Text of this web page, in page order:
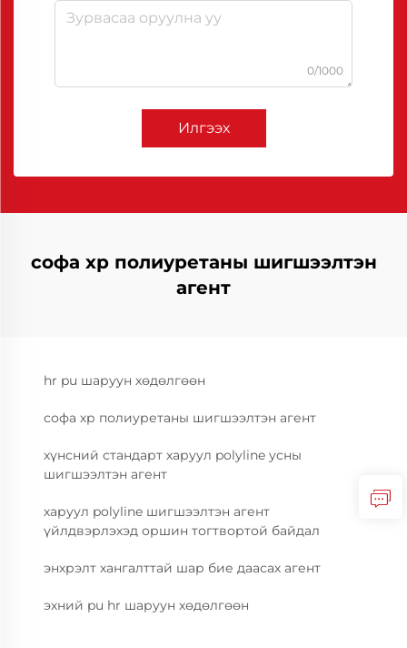
0/1000
Илгээх
софа хр полиуретаны шигшээлтэн
агент
hr pu шаруун хөдөлгөөн
софа хр полиуретаны шигшээлтэн агент
хүнсний стандарт харуул polyline усны
шигшээлтэн агент
харуул polyline шигшээлтэн агент
үйлдвэрлэхэд оршин тогтвортой байдал
энхрэлт хангалттай шар бие даасах агент
эхний pu hr шаруун хөдөлгөөн